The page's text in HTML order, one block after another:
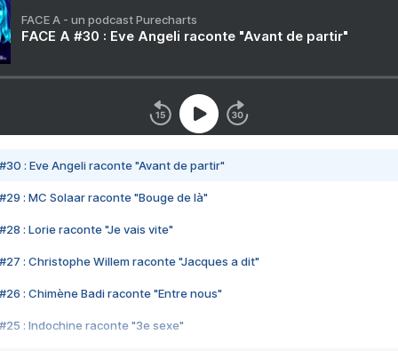
FACE A - un podcast Purecharts
FACE A #30 : Eve Angeli raconte "Avant de partir"
#30 : Eve Angeli raconte "Avant de partir"
#29 : MC Solaar raconte "Bouge de là"
#28 : Lorie raconte "Je vais vite"
#27 : Christophe Willem raconte "Jacques a dit"
#26 : Chimène Badi raconte "Entre nous"
#25 : Indochine raconte "3e sexe"